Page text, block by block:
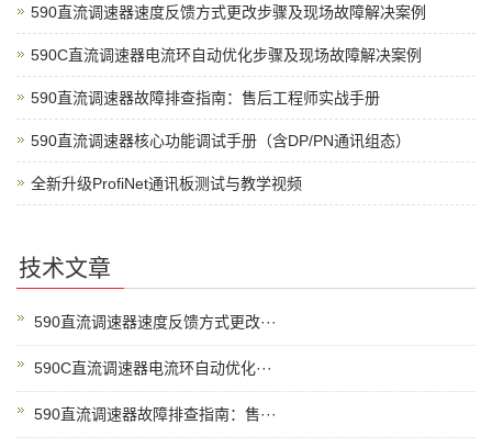
590直流调速器速度反馈方式更改步骤及现场故障解决案例
590C直流调速器电流环自动优化步骤及现场故障解决案例
590直流调速器故障排查指南：售后工程师实战手册
590直流调速器核心功能调试手册（含DP/PN通讯组态）
全新升级ProfiNet通讯板测试与教学视频
技术文章
590直流调速器速度反馈方式更改···
590C直流调速器电流环自动优化···
590直流调速器故障排查指南：售···